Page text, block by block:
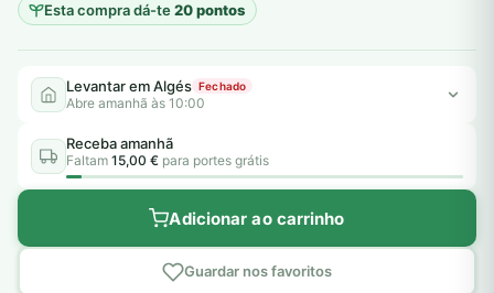
Esta compra dá-te20 pontos
Levantar em Algés Fechado
Abre amanhã às 10:00
Receba amanhã
Faltam 15,00 € para portes grátis
Adicionar ao carrinho
Guardar nos favoritos